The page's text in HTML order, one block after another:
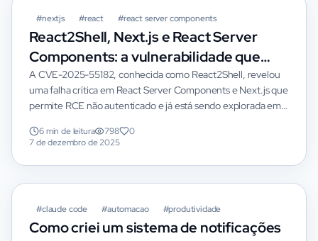
#nextjs #react #react server components
React2Shell, Next.js e React Server
Components: a vulnerabilidade que
inaugura a era dos exploits acelerados
por IA
A CVE-2025-55182, conhecida como React2Shell, revelou
uma falha crítica em React Server Components e Next.js que
permite RCE não autenticado e já está sendo explorada em
artigo, mostro o que aconteceu, como saber se seu app está
ficar cada vez mais comuns na era da inteligência artificial.
6 min de leitura 798
0
7 de dezembro de 2025
#claude code #automacao #produtividade
Como criei um sistema de notificações